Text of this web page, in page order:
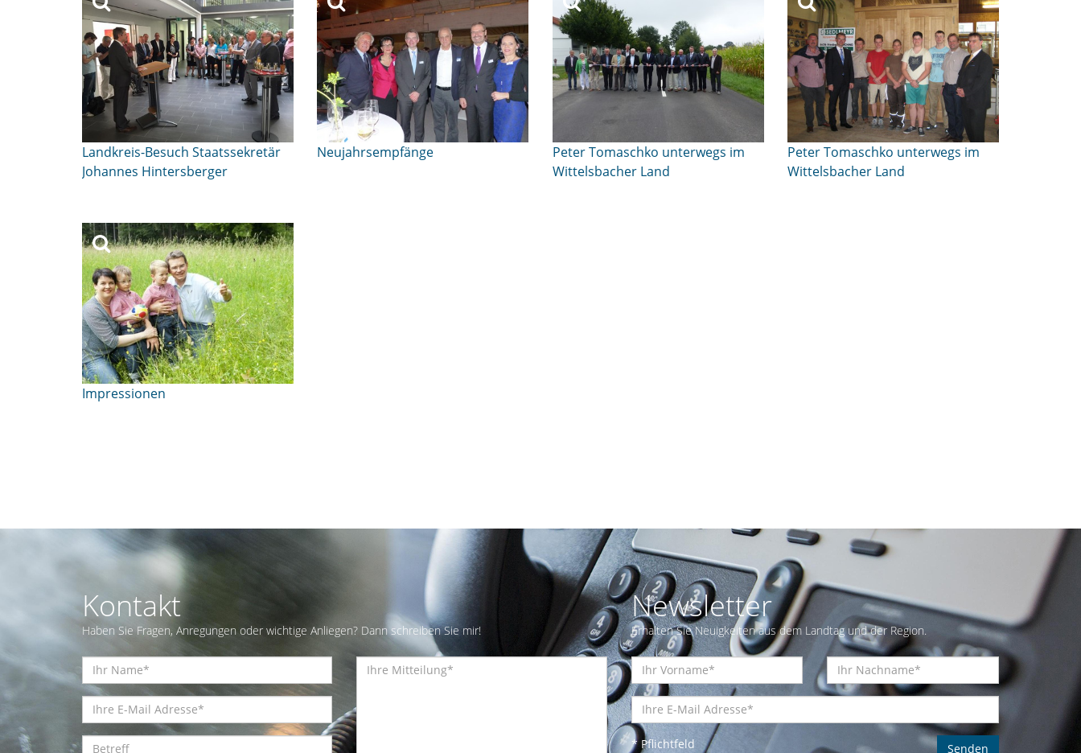
Landkreis-Besuch Staatssekretär
Johannes Hintersberger
Neujahrsempfänge
Peter Tomaschko unterwegs im
Wittelsbacher Land
Peter Tomaschko unterwegs im
Wittelsbacher Land
Impressionen
Kontakt
Haben Sie Fragen, Anregungen oder wichtige Anliegen? Dann schreiben Sie mir!
Newsletter
Erhalten Sie Neuigkeiten aus dem Landtag und der Region.
* Pflichtfeld